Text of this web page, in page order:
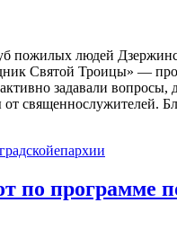
пожилых людей
Святой Троицы» —
задавали
священнослужителей.
программе